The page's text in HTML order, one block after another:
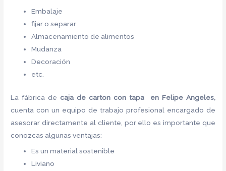
Embalaje
fijar o separar
Almacenamiento de alimentos
Mudanza
Decoración
etc.
La fábrica decaja de carton con tapa en Felipe Angeles,
cuenta con un equipo de trabajo profesional encargado de
asesorar directamente al cliente, por ello es importante que
conozcas algunas ventajas:
Es un material sostenible
Liviano